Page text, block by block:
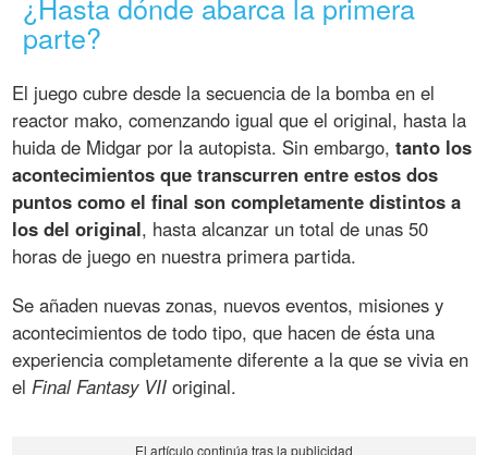
parte?
El juego cubre desde la secuencia de la bomba en el
reactor mako, comenzando igual que el original, hasta la
huida de Midgar por la autopista. Sin embargo,tanto los
acontecimientos que transcurren entre estos dos
puntos como el final son completamente distintos a
los del original, hasta alcanzar un total de unas 50
horas de juego en nuestra primera partida.
Se añaden nuevas zonas, nuevos eventos, misiones y
acontecimientos de todo tipo, que hacen de ésta una
experiencia completamente diferente a la que se vivia en
el Final Fantasy VII original.